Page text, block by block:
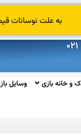
به علت نوسانات
و خانه بازی وسایل